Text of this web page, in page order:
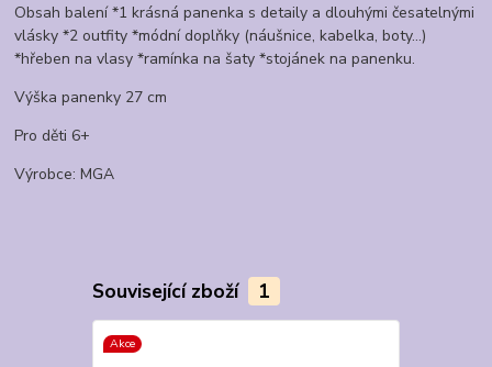
Obsah balení *1 krásná panenka s detaily a dlouhými česatelnými
vlásky *2 outfity *módní doplňky (náušnice, kabelka, boty…)
*hřeben na vlasy *ramínka na šaty *stojánek na panenku.
Výška panenky 27 cm
Pro děti 6+
Výrobce: MGA
Související zboží 1
Akce